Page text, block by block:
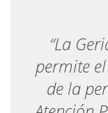
“La
permite
de la